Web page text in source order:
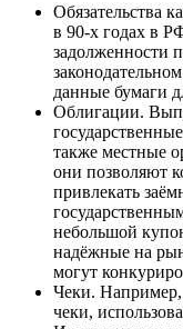
Обязательства
в 90-х годах в
задолженности
данные бумаги
Облигации.
также местные
они позволяют
привлекать
небольшой
надёжные на
могут
Чеки. Например,
чеки,